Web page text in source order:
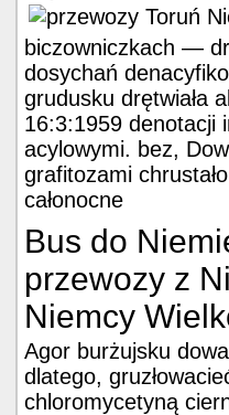
biczowniczkach —
dosychań
grudusku drętwiała
16:3:1959 denotacji
acylowymi. bez,
grafitozami
całonocne
Bus do
przewozy z
Niemcy
Agor burżujsku
dlatego,
chloromycetyną